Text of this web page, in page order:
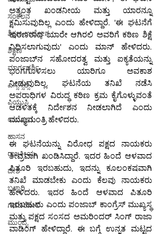
ಸಂಕಲನ
ಶಿಕ್ಷಣ-ಉದ್ಯೋಗ
ಶಿಕ್ಷಣ
ಮಾರ್ಗದರ್ಶಿ
ಎಸ್ಸೆಸ್ಸೆಲ್ಸಿ
ಪಿಯುಸಿ
ಉದ್ಯೋಗ
ಹಾಸನ
ರಾಜಕೀಯ
ದೇಶ
ಬಳ್ಳಾರಿ
ಗಡಚಿರೋಲಿ
ಮುಂಬೈ
ಅತ್ಯಂತ ಖಂಡನೀಯ ಮತ್ತು ಯಾರನ್ನೂ
ಕ್ಷಮಿಸುವುದಿಲ್ಲ ಎಂದು ಹೇಳಿದ್ದಾರೆ. 'ಈ ಘಟನೆಗೆ
ಕಾರಣರಾದ ಯಾರೇ ಆಗಿರಲಿ ಅವರಿಗೆ ಕಠಿಣ ಶಿಕ್ಷೆ
ವಿಧಿಸಲಾಗುವುದು' ಎಂದು ಮಾನ್ ಹೇಳಿದರು.
ಪಂಜಾಬ್‌ನ ಸಹೋದರತ್ವ ಮತ್ತು ಐಕ್ಯತೆಯನ್ನು
ಭಂಗಗೊಳಿಸಲು ಯಾರಿಗೂ ಅವಕಾಶ
ನೀಡುವುದಿಲ್ಲ. ಘಟನೆಯ ತನಿಖೆ ನಡೆಸಿ
ಅಪರಾಧಿಗಳ ವಿರುದ್ಧ ಕಠಿಣ ಕ್ರಮ ಕೈಗೊಳ್ಳುವಂತೆ
ಆಡಳಿತಕ್ಕೆ ನಿರ್ದೇಶನ ನೀಡಲಾಗಿದೆ ಎಂದು
ಮುಖ್ಯಮಂತ್ರಿ ಹೇಳಿದರು.
ಈ ಘಟನೆಯನ್ನು ವಿರೋಧ ಪಕ್ಷದ ನಾಯಕರು
ತೀವ್ರವಾಗಿ ಖಂಡಿಸಿದ್ದಾರೆ. ಇದರ ಹಿಂದೆ ಆಳವಾದ
ಪಿತೂರಿ ಇರಬಹುದು, ಇದನ್ನು ಕೂಲಂಕಷವಾಗಿ
ತನಿಖೆ ಮಾಡಬೇಕು ಎಂದು ಕೆಲವು ನಾಯಕರು
ಹೇಳಿದರು. ಇದರ ಹಿಂದೆ ಆಳವಾದ ಪಿತೂರಿ
ಇರಬಹುದು ಎಂದು ಪಂಜಾಬ್ ಕಾಂಗ್ರೆಸ್ ಮುಖ್ಯಸ್ಥ
ಮತ್ತು ಪಕ್ಷದ ಸಂಸದ ಅಮರಿಂದರ್ ಸಿಂಗ್ ರಾಜಾ
ವಾಡಿಂಗ್ ಹೇಳಿದ್ದಾರೆ. ಈ ಬಗ್ಗೆ ಉನ್ನತ ಮಟ್ಟದ